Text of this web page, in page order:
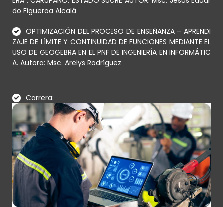
do Figueroa Alcalá
OPTIMIZACIÓN DEL PROCESO DE ENSEÑANZA – APRENDI
ZAJE DE LÍMITE Y CONTINUIDAD DE FUNCIONES MEDIANTE EL
USO DE GEOGEBRA EN EL PNF DE INGENIERÍA EN INFORMÁTIC
A. Autora: Msc. Arelys Rodríguez
Carrera: